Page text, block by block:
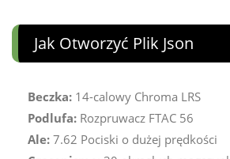
Jak Otworzyć Plik Json
Beczka: 14-calowy Chroma LRS
Podlufa: Rozpruwacz FTAC 56
Ale: 7.62 Pociski o dużej prędkości